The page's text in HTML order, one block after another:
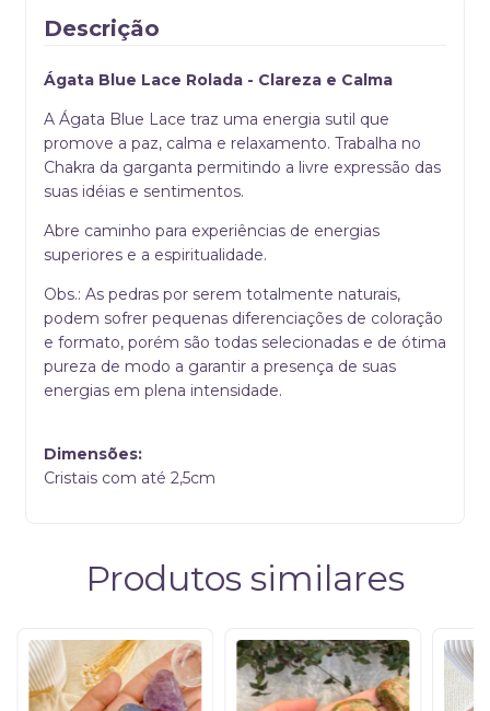
Descrição
Ágata Blue Lace Rolada - Clareza e Calma
A Ágata Blue Lace traz uma energia sutil que
promove a paz, calma e relaxamento. Trabalha no
Chakra da garganta permitindo a livre expressão das
suas idéias e sentimentos.
Abre caminho para experiências de energias
superiores e a espiritualidade.
Obs.: As pedras por serem totalmente naturais,
podem sofrer pequenas diferenciações de coloração
e formato, porém são todas selecionadas e de ótima
pureza de modo a garantir a presença de suas
energias em plena intensidade.
Dimensões:
Cristais com até 2,5cm
Produtos similares